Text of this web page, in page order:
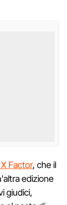
X Factor, che il
edizione
giudici,